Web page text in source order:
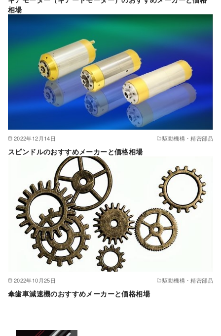
相場
2022年12月14日 駆動機構・精密部品
スピンドルのおすすめメーカーと価格相場
2022年10月25日 駆動機構・精密部品
傘歯車減速機のおすすめメーカーと価格相場